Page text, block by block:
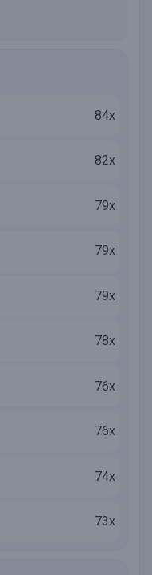
84x
82x
79x
79x
79x
78x
76x
76x
74x
73x